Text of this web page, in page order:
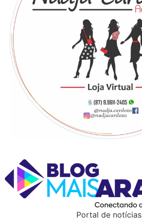
Portal de notícias